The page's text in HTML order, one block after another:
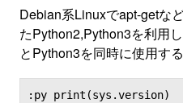
Debian系Linuxでapt-getな
たPython2,Python3を利用
とPython3を同時に使用す
:py print(sys.version)